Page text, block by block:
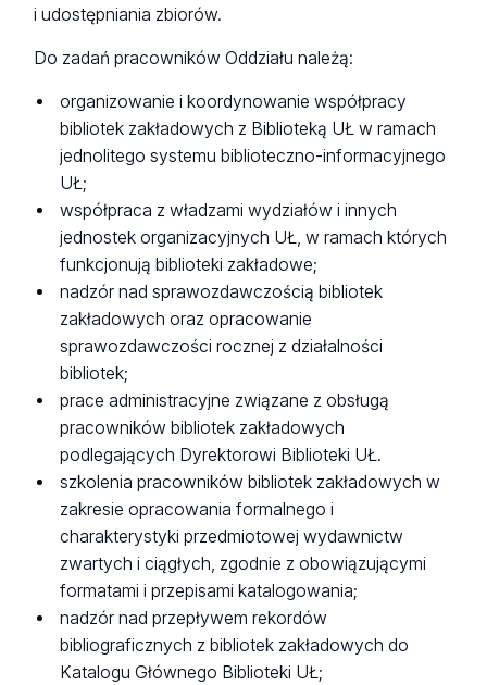
i udostępniania zbiorów.
Do zadań pracowników Oddziału należą:
organizowanie i koordynowanie współpracy
bibliotek zakładowych z Biblioteką UŁ w ramach
jednolitego systemu biblioteczno-informacyjnego
UŁ;
współpraca z władzami wydziałów i innych
jednostek organizacyjnych UŁ, w ramach których
funkcjonują biblioteki zakładowe;
nadzór nad sprawozdawczością bibliotek
zakładowych oraz opracowanie
sprawozdawczości rocznej z działalności
bibliotek;
prace administracyjne związane z obsługą
pracowników bibliotek zakładowych
podlegających Dyrektorowi Biblioteki UŁ.
szkolenia pracowników bibliotek zakładowych w
zakresie opracowania formalnego i
charakterystyki przedmiotowej wydawnictw
zwartych i ciągłych, zgodnie z obowiązującymi
formatami i przepisami katalogowania;
nadzór nad przepływem rekordów
bibliograficznych z bibliotek zakładowych do
Katalogu Głównego Biblioteki UŁ;